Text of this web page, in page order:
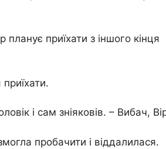
приїхати з іншого кінця
і сам зніяковів. – Вибач,
пробачити і віддалилася.